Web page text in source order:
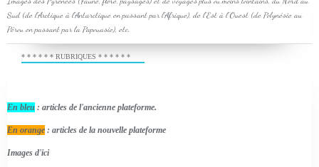
Sud (de l'Arctique à l'Antarctique en passant par l'Afrique), de l'Est à l'Ouest (de Polynésie au
Pérou en passant par la Papouasie), etc.
* * * * * * RUBRIQUES * * * * * *
En bleu : articles de l'ancienne plateforme.
En orange : articles de la nouvelle plateforme
Images d'ici